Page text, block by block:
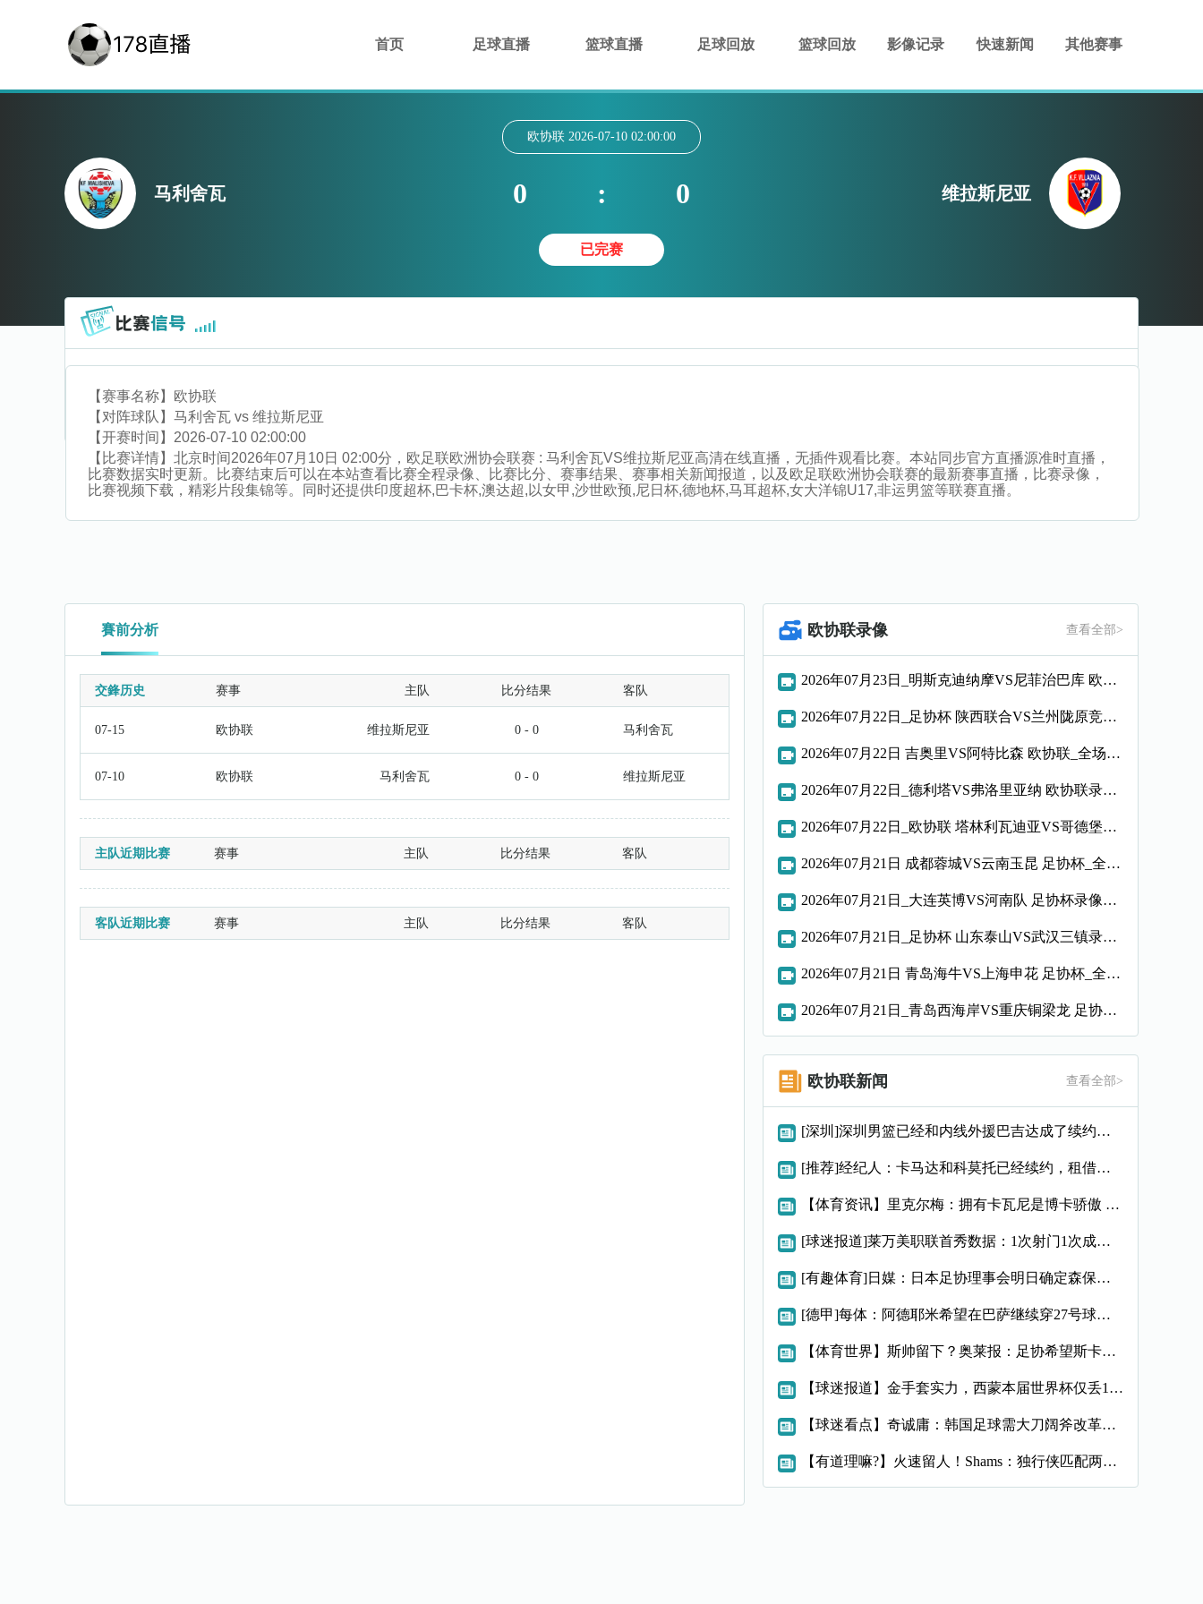
首页 足球直播 篮球直播 足球回放 篮球回放 影像记录 快速新闻 其他赛事
马利舍瓦
欧协联 2026-07-10 02:00:00
0 : 0
已完赛
维拉斯尼亚
【赛事名称】 欧协联
【对阵球队】 马利舍瓦 vs 维拉斯尼亚
【开赛时间】 2026-07-10 02:00:00
【比赛详情】 北京时间2026年07月10日 02:00分，欧足联欧洲协会联赛 : 马利舍瓦VS维拉斯尼亚高清在线直播，无插件观看比赛。本站同步官方直播源准时直播，
比赛数据实时更新。比赛结束后可以在本站查看比赛全程录像、比赛比分、赛事结果、赛事相关新闻报道，以及欧足联欧洲协会联赛的最新赛事直播，比赛录像，
比赛视频下载，精彩片段集锦等。同时还提供印度超杯,巴卡杯,澳达超,以女甲,沙世欧预,尼日杯,德地杯,马耳超杯,女大洋锦U17,非运男篮等联赛直播。
賽前分析
交鋒历史 赛事 主队 比分结果 客队
07-15 欧协联 维拉斯尼亚 0 - 0 马利舍瓦
07-10 欧协联 马利舍瓦 0 - 0 维拉斯尼亚
主队近期比赛 赛事 主队 比分结果 客队
客队近期比赛 赛事 主队 比分结果 客队
欧协联录像 查看全部>
2026年07月23日_明斯克迪纳摩VS尼菲治巴库 欧协联录像_全场录像【高清回放】
2026年07月22日_足协杯 陕西联合VS兰州陇原竞技录像_全场录像【全场回放】
2026年07月22日 吉奥里VS阿特比森 欧协联_全场录像【视频集锦】
2026年07月22日_德利塔VS弗洛里亚纳 欧协联录像_高清录像【全场回放】
2026年07月22日_欧协联 塔林利瓦迪亚VS哥德堡录像_全场录像【高清回放】
2026年07月21日 成都蓉城VS云南玉昆 足协杯_全场录像【视频集锦】
2026年07月21日_大连英博VS河南队 足协杯录像_全场录像【高清回放】
2026年07月21日_足协杯 山东泰山VS武汉三镇录像_全场录像【视频集锦】
2026年07月21日 青岛海牛VS上海申花 足协杯_全场录像【视频集锦】
2026年07月21日_青岛西海岸VS重庆铜梁龙 足协杯录像_全场录像【视频集锦】
欧协联新闻 查看全部>
[深圳]深圳男篮已经和内线外援巴吉达成了续约一致
[推荐]经纪人：卡马达和科莫托已经续约，租借？目前的想法是留
【体育资讯】里克尔梅：拥有卡瓦尼是博卡骄傲 斯卡洛尼是史上最
[球迷报道]莱万美职联首秀数据：1次射门1次成功过人预期进球
[有趣体育]日媒：日本足协理事会明日确定森保一续约半年，提案
[德甲]每体：阿德耶米希望在巴萨继续穿27号球衣，但西甲规则
【体育世界】斯帅留下？奥莱报：足协希望斯卡洛尼继续执教，相信
【球迷报道】金手套实力，西蒙本届世界杯仅丢1球，近16场代表
【球迷看点】奇诚庸：韩国足球需大刀阔斧改革，从业者必须清醒过
【有道理嘛?】火速留人！Shams：独行侠匹配两年470万报